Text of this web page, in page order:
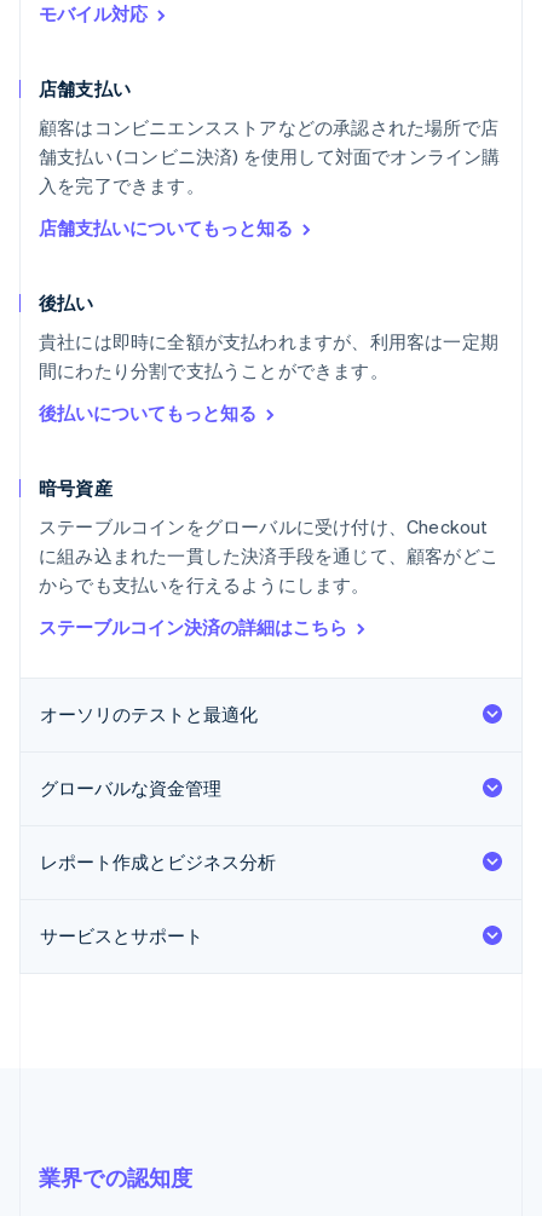
モバイル対応
店舗支払い
顧客はコンビニエンスストアなどの承認された場所で店
舗支払い (コンビニ決済) を使用して対面でオンライン購
入を完了できます。
店舗支払いについてもっと知る
後払い
貴社には即時に全額が支払われますが、利用客は一定期
間にわたり分割で支払うことができます。
後払いについてもっと知る
暗号資産
ステーブルコインをグローバルに受け付け、Checkout
に組み込まれた一貫した決済手段を通じて、顧客がどこ
からでも支払いを行えるようにします。
ステーブルコイン決済の詳細はこちら
オーソリのテストと最適化
グローバルな資金管理
レポート作成とビジネス分析
サービスとサポート
業界での認知度